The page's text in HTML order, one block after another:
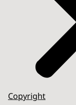
Copyright